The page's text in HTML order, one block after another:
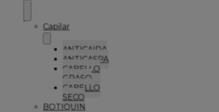
Capilar
ANTICAIDA
ANTICASPA
CABELLO
GRASO
CABELLO
SECO
BOTIQUIN